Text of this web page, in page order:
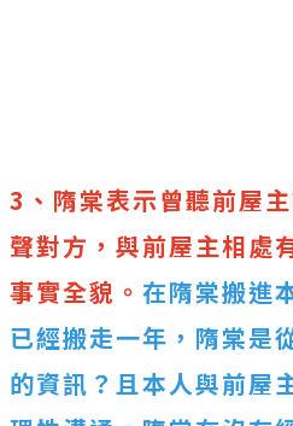
3、隋棠表示曾聽前屋
聲對方，與前屋主相處
事實全貌 。 在隋棠搬進
已經搬走一年，隋棠是
的資訊？且本人與前屋